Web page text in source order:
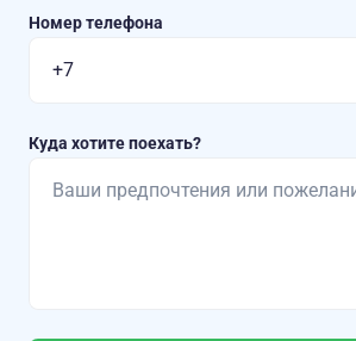
Номер телефона
Куда хотите поехать?